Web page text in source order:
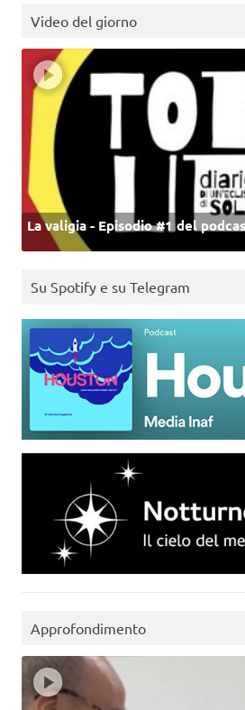
Video del giorno
La valigia - Episodio #1 del
Su Spotify e su Telegram
Approfondimento